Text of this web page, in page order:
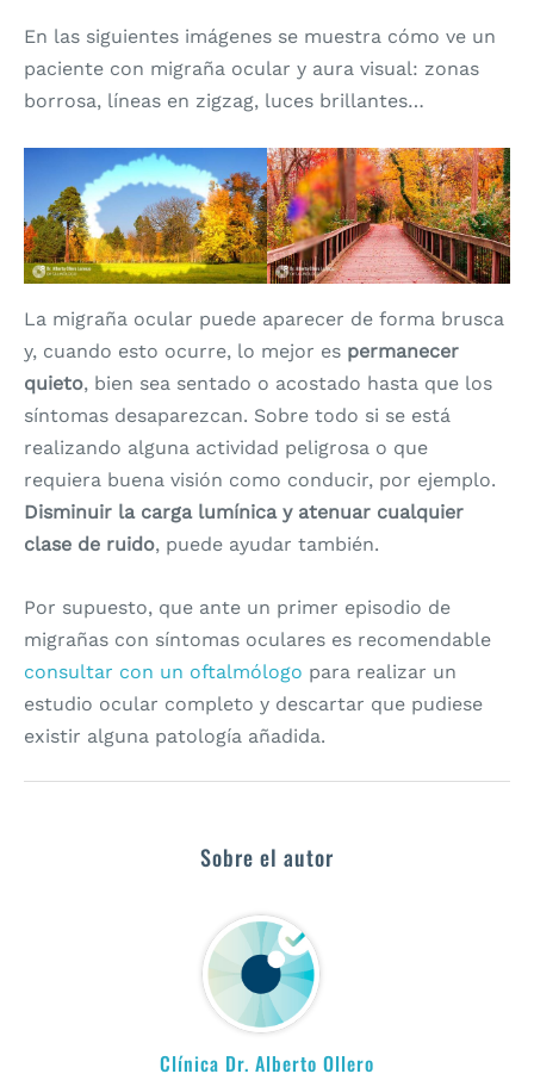
En las siguientes imágenes se muestra cómo ve un
paciente con migraña ocular y aura visual: zonas
borrosa, líneas en zigzag, luces brillantes…
La migraña ocular puede aparecer de forma brusca
y, cuando esto ocurre, lo mejor es permanecer
quieto, bien sea sentado o acostado hasta que los
síntomas desaparezcan. Sobre todo si se está
realizando alguna actividad peligrosa o que
requiera buena visión como conducir, por ejemplo.
Disminuir la carga lumínica y atenuar cualquier
clase de ruido, puede ayudar también.
Por supuesto, que ante un primer episodio de
migrañas con síntomas oculares es recomendable
consultar con un oftalmólogo para realizar un
estudio ocular completo y descartar que pudiese
existir alguna patología añadida.
Sobre el autor
Clínica Dr. Alberto Ollero